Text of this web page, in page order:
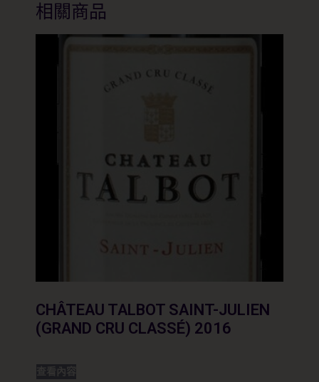
相關商品
CHÂTEAU TALBOT SAINT-JULIEN
(GRAND CRU CLASSÉ) 2016
查看內容